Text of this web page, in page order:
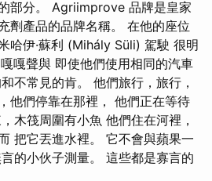
部分。 Agriimprove 品牌是皇家
劑產品的品牌名稱。 在他的座位
哈伊·蘇利 (Mihály Süli) 駕駛 很明
嘎聲與 即使他們使用相同的汽車
不常見的肯。 他們旅行，旅行，
他們停靠在那裡， 他們正在等待
木筏周圍有小魚 他們住在河裡，
把它丟進水裡。 它不會與蘋果一
的小伙子測量。 這些都是寡言的